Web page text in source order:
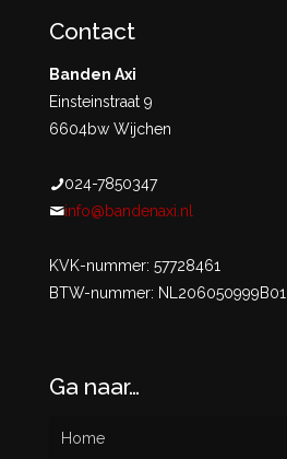
Contact
Banden Axi
Einsteinstraat 9
6604bw Wijchen
024-7850347
info@bandenaxi.nl
KVK-nummer: 57728461
BTW-nummer: NL206050999B01
Ga naar…
Home